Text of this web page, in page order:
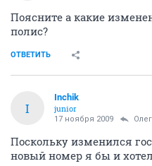
Поясните а какие
полис?
ОТВЕТИТЬ
I
Inchik
junior
17 ноября 2009
Поскольку изменился
новый номер я бы и